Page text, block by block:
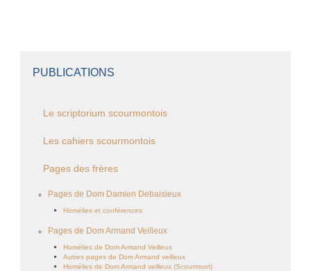
PUBLICATIONS
Le scriptorium scourmontois
Les cahiers scourmontois
Pages des frères
Pages de Dom Damien Debaisieux
Homélies et conférences
Pages de Dom Armand Veilleux
Homélies de Dom Armand Veilleux
Autres pages de Dom Armand veilleux
Homélies de Dom Armand veilleux (Scourmont)